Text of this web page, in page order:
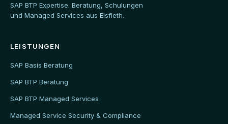
SAP BTP Expertise. Beratung, Schulungen
und Managed Services aus Elsfleth.
LEISTUNGEN
SAP Basis Beratung
SAP BTP Beratung
SAP BTP Managed Services
Managed Service Security & Compliance